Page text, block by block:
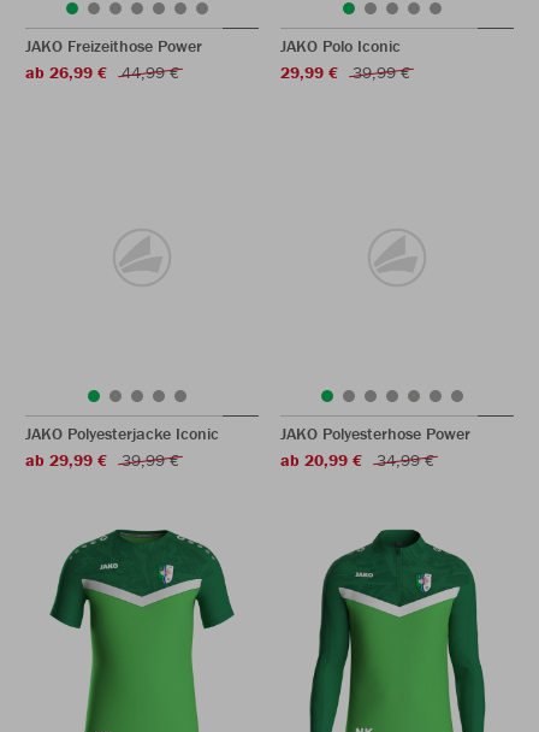
JAKO Freizeithose Power
ab 26,99 €
44,99 €
JAKO Polo Iconic
29,99 €
39,99 €
JAKO Polyesterjacke Iconic
ab 29,99 €
39,99 €
JAKO Polyesterhose Power
ab 20,99 €
34,99 €